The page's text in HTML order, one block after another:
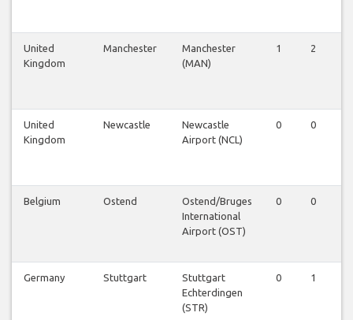
United
Kingdom
Manchester
Manchester
(MAN)
1 2
United
Kingdom
Newcastle
Newcastle
Airport (NCL)
0 0
Belgium Ostend
Ostend/Bruges
International
Airport (OST)
0 0
Germany Stuttgart
Stuttgart
Echterdingen
(STR)
0 1